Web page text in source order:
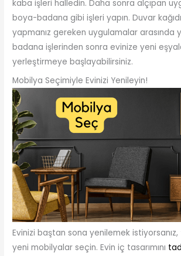
kaba işleri halledin. Daha sonra alçıpan
boya-badana gibi işleri yapın. Duvar
yapmanız gereken uygulamalar arasında
badana işlerinden sonra evinize yeni
yerleştirmeye başlayabilirsiniz.
Mobilya Seçimiyle Evinizi Yenileyin!
Evinizi baştan sona yenilemek istiyorsanız,
yeni mobilyalar seçin. Evin iç tasarımını